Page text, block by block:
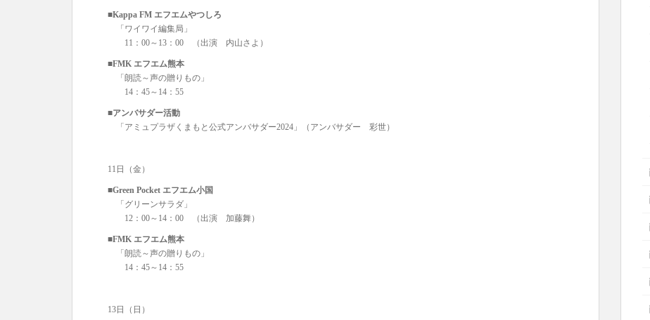
■Kappa FM エフエムやつしろ
「ワイワイ編集局」
11：00～13：00 （出演 内山さよ）
■FMK エフエム熊本
「朗読～声の贈りもの」
14：45～14：55
■アンバサダー活動
「アミュプラザくまもと公式アンバサダー2024」（アンバサダー 彩世）
11日（金）
■Green Pocket エフエム小国
「グリーンサラダ」
12：00～14：00 （出演 加藤舞）
■FMK エフエム熊本
「朗読～声の贈りもの」
14：45～14：55
13日（日）